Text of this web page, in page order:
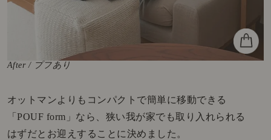
After / プフあり
オットマンよりもコンパクトで簡単に移動できる
「POUF form」なら、狭い我が家でも取り入れられる
はずだとお迎えすることに決めました。